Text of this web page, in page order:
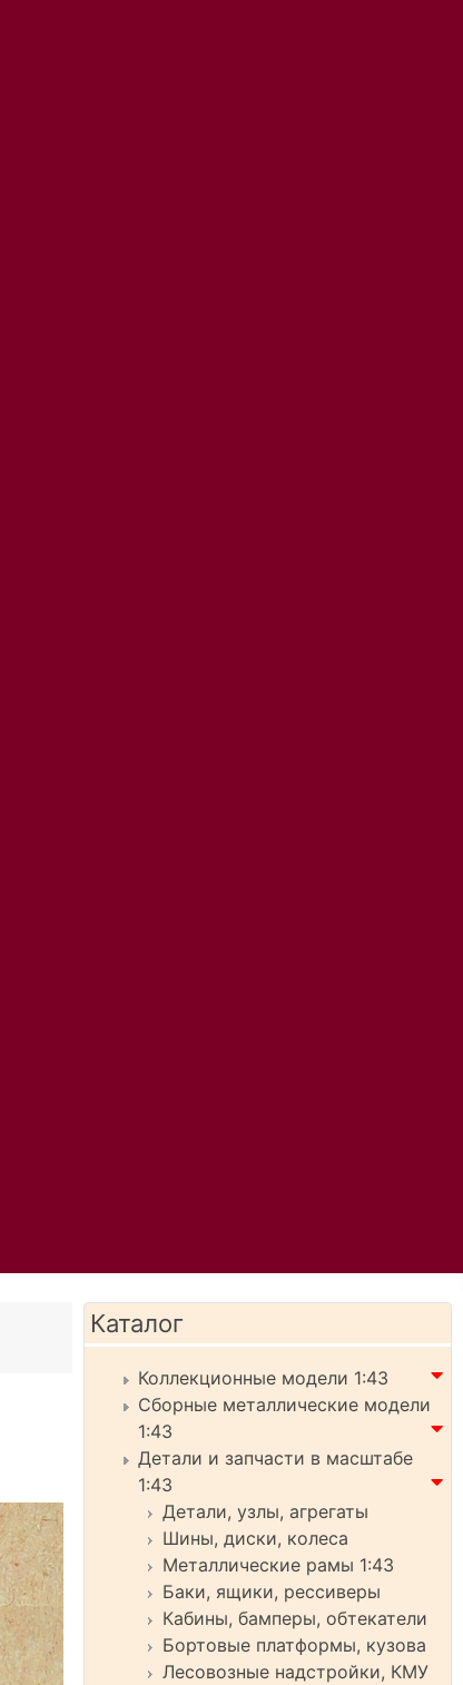
Каталог
Коллекционные модели 1:43
Сборные металлические модели
1:43
Детали и запчасти в масштабе
1:43
Детали, узлы, агрегаты
Шины, диски, колеса
Металлические рамы 1:43
Баки, ящики, рессиверы
Кабины, бамперы, обтекатели
Бортовые платформы, кузова
Лесовозные надстройки, КМУ